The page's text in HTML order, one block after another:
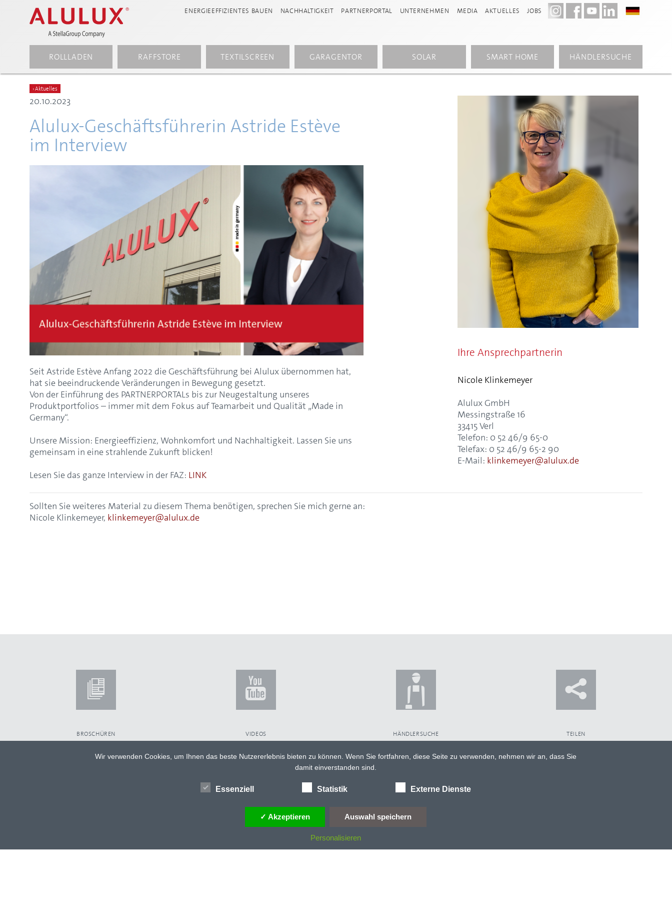
content
springen
springen
springen
ENERGIEEFFIZIENTES BAUEN NACHHALTIGKEIT PARTNERPORTAL UNTERNEHMEN MEDIA AKTUELLES JOBS
ROLLLADEN RAFFSTORE TEXTILSCREEN GARAGENTOR SOLAR SMART HOME HÄNDLERSUCHE
› Aktuelles
20.10.2023
Alulux-Geschäftsführerin Astride Estève
im Interview
Seit Astride Estève Anfang 2022 die Geschäftsführung bei Alulux übernommen hat,
hat sie beeindruckende Veränderungen in Bewegung gesetzt.
Von der Einführung des PARTNERPORTALs bis zur Neugestaltung unseres
Produktportfolios – immer mit dem Fokus auf Teamarbeit und Qualität „Made in
Germany“.
Unsere Mission: Energieeffizienz, Wohnkomfort und Nachhaltigkeit. Lassen Sie uns
gemeinsam in eine strahlende Zukunft blicken!
Lesen Sie das ganze Interview in der FAZ: LINK
Ihre Ansprechpartnerin
Nicole Klinkemeyer
Alulux GmbH
Messingstraße 16
33415 Verl
Telefon: 0 52 46/9 65-0
Telefax: 0 52 46/9 65-2 90
E-Mail: klinkemeyer@alulux.de
Sollten Sie weiteres Material zu diesem Thema benötigen, sprechen Sie mich gerne an:
Nicole Klinkemeyer, klinkemeyer@alulux.de
BROSCHÜREN VIDEOS HÄNDLERSUCHE TEILEN
NACHHALTIGKEIT
Wir verwenden Cookies, um Ihnen das beste Nutzererlebnis bieten zu können. Wenn Sie fortfahren, diese Seite zu verwenden, nehmen wir an, dass Sie
damit einverstanden sind.
Essenziell Statistik Externe Dienste
✓ Akzeptieren Auswahl speichern
Personalisieren